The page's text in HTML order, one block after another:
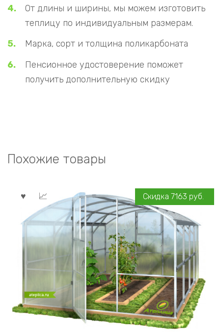
От длины и ширины, мы можем изготовить
теплицу по индивидуальным размерам.
Марка, сорт и толщина поликарбоната
Пенсионное удостоверение поможет
получить дополнительную скидку
Похожие товары
Скидка 7163 руб.